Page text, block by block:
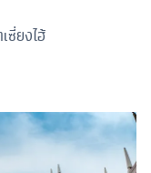
ซี่ยงไฮ้